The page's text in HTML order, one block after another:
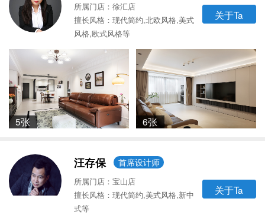
所属门店：徐汇店
擅长风格：现代简约,北欧风格,美式
风格,欧式风格等
关于Ta
5张 6张
汪存保 首席设计师
所属门店：宝山店
擅长风格：现代简约,美式风格,新中
式等
关于Ta